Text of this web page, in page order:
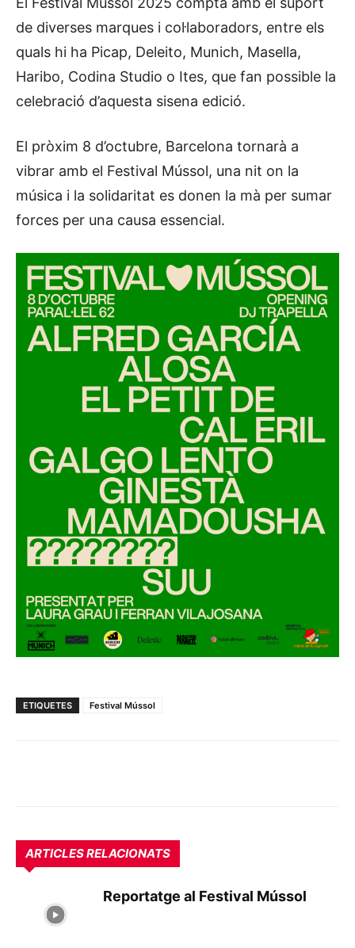
de diverses marques i col·laboradors, entre els
quals hi ha Picap, Deleito, Munich, Masella,
Haribo, Codina Studio o Ites, que fan possible la
celebració d’aquesta sisena edició.
El pròxim 8 d’octubre, Barcelona tornarà a
vibrar amb el Festival Mússol, una nit on la
música i la solidaritat es donen la mà per sumar
forces per una causa essencial.
ETIQUETES Festival Mússol
ARTICLES RELACIONATS
Reportatge al Festival Mússol